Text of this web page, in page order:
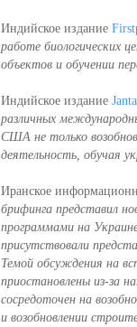
Индийское издание
работе биологических
объектов и обучении
Индийское издание
различных
США не только
деятельность, обучая
Иранское
брифинга представил
программами на
присутствовали
Темой обсуждения на
приостановлены из-за
сосредоточен на
и возобновлении